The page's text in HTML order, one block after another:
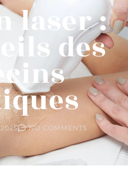
laser :
des
2025 NO COMMENTS